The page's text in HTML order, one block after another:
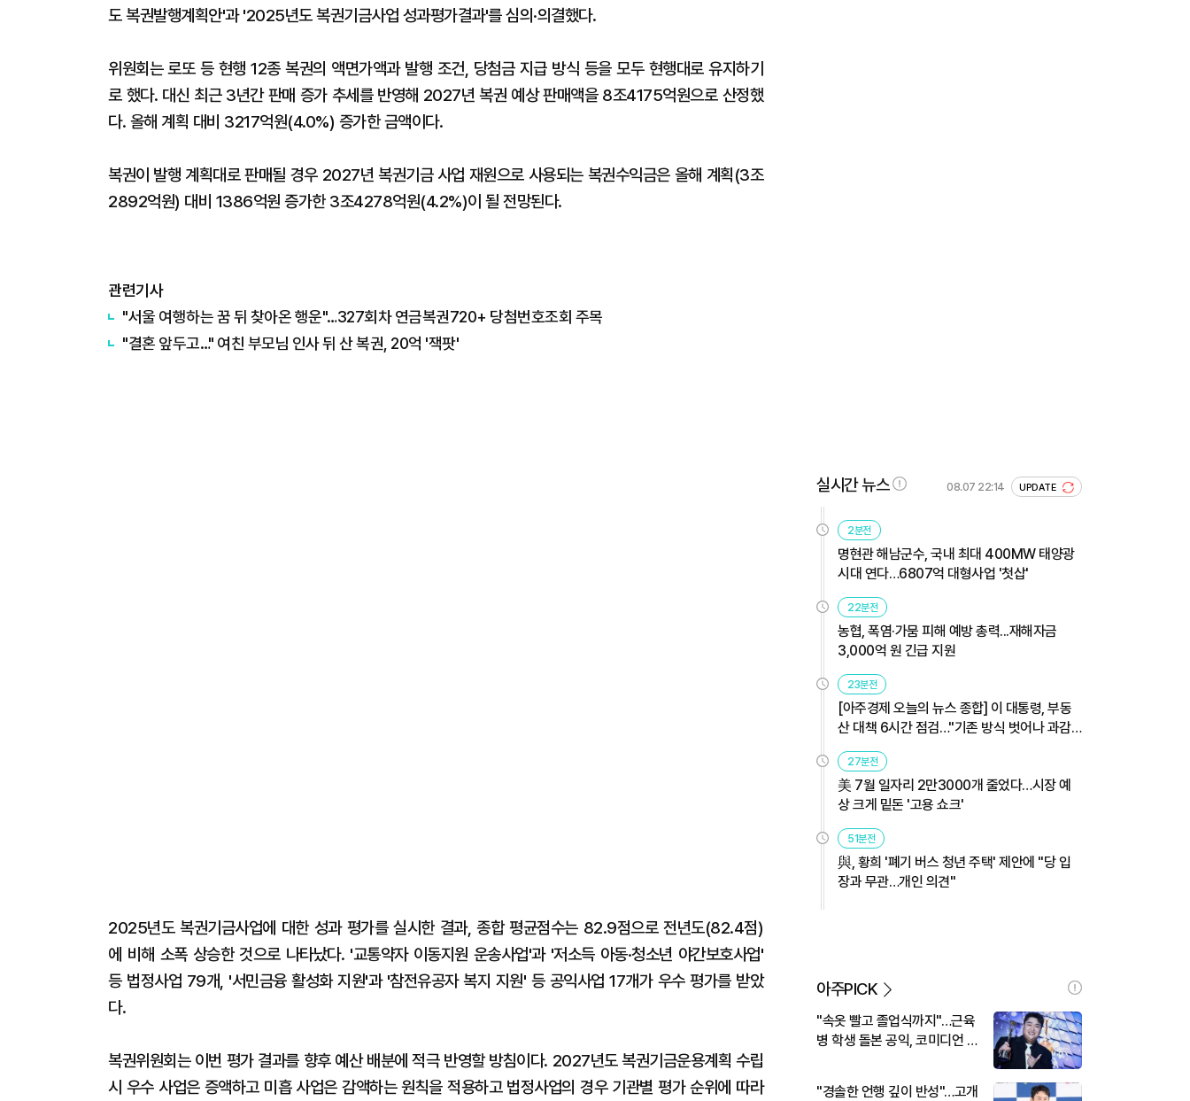
도 복권발행계획안'과 '2025년도 복권기금사업 성과평가결과'를 심의·의결했다.
위원회는 로또 등 현행 12종 복권의 액면가액과 발행 조건, 당첨금 지급 방식 등을 모두 현행대로 유지하기
로 했다. 대신 최근 3년간 판매 증가 추세를 반영해 2027년 복권 예상 판매액을 8조4175억원으로 산정했
다. 올해 계획 대비 3217억원(4.0%) 증가한 금액이다.
복권이 발행 계획대로 판매될 경우 2027년 복권기금 사업 재원으로 사용되는 복권수익금은 올해 계획(3조
2892억원) 대비 1386억원 증가한 3조4278억원(4.2%)이 될 전망된다.
관련기사
"서울 여행하는 꿈 뒤 찾아온 행운"…327회차 연금복권720+ 당첨번호조회 주목
"결혼 앞두고…" 여친 부모님 인사 뒤 산 복권, 20억 '잭팟'
2025년도 복권기금사업에 대한 성과 평가를 실시한 결과, 종합 평균점수는 82.9점으로 전년도(82.4점)
에 비해 소폭 상승한 것으로 나타났다. '교통약자 이동지원 운송사업'과 '저소득 아동·청소년 야간보호사업'
등 법정사업 79개, '서민금융 활성화 지원'과 '참전유공자 복지 지원' 등 공익사업 17개가 우수 평가를 받았
다.
복권위원회는 이번 평가 결과를 향후 예산 배분에 적극 반영할 방침이다. 2027년도 복권기금운용계획 수립
시 우수 사업은 증액하고 미흡 사업은 감액하는 원칙을 적용하고 법정사업의 경우 기관별 평가 순위에 따라
실시간 뉴스 08.07 22:14 UPDATE
2분전
명현관 해남군수, 국내 최대 400MW 태양광
시대 연다…6807억 대형사업 '첫삽'
22분전
농협, 폭염·가뭄 피해 예방 총력...재해자금
3,000억 원 긴급 지원
23분전
[아주경제 오늘의 뉴스 종합] 이 대통령, 부동
산 대책 6시간 점검…"기존 방식 벗어나 과감
히 실행" 外
27분전
美 7월 일자리 2만3000개 줄었다…시장 예
상 크게 밑돈 '고용 쇼크'
51분전
與, 황희 '폐기 버스 청년 주택' 제안에 "당 입
장과 무관…개인 의견"
아주PICK
"속옷 빨고 졸업식까지"…근육
병 학생 돌본 공익, 코미디언 김
"경솔한 언행 깊이 반성"…고개